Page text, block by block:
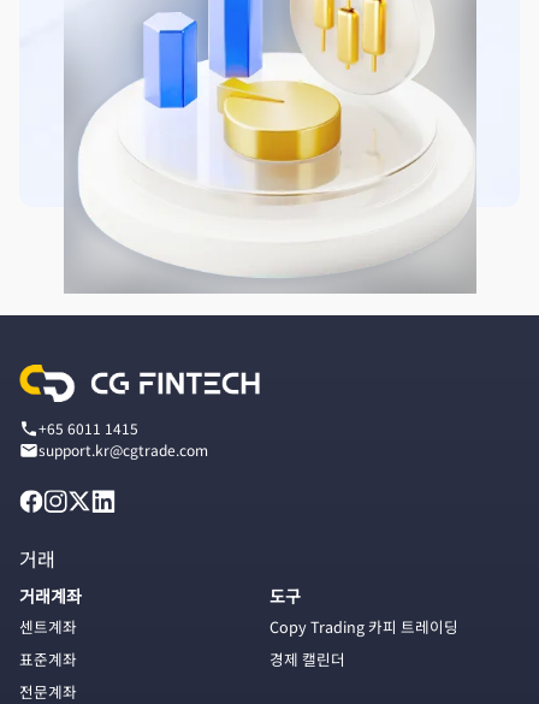
+65 6011 1415
support.kr@cgtrade.com
거래
거래계좌
센트계좌
표준계좌
전문계좌
도구
Copy Trading 카피 트레이딩
경제 캘린더